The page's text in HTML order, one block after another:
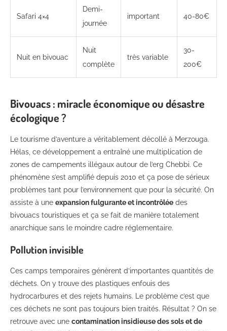
Safari 4×4
Demi-
journée
important 40-80€
Nuit en bivouac
Nuit
complète
très variable
30-
200€
Bivouacs : miracle économique ou désastre
écologique ?
Le tourisme d’aventure a véritablement décollé à Merzouga.
Hélas, ce développement a entraîné une multiplication de
zones de campements illégaux autour de l’erg Chebbi. Ce
phénomène s’est amplifié depuis 2010 et ça pose de sérieux
problèmes tant pour l’environnement que pour la sécurité. On
assiste à une expansion fulgurante et incontrôlée des
bivouacs touristiques et ça se fait de manière totalement
anarchique sans le moindre cadre réglementaire.
Pollution invisible
Ces camps temporaires génèrent d’importantes quantités de
déchets. On y trouve des plastiques enfouis des
hydrocarbures et des rejets humains. Le problème c’est que
ces déchets ne sont pas toujours bien traités. Résultat ? On se
retrouve avec une contamination insidieuse des sols et de